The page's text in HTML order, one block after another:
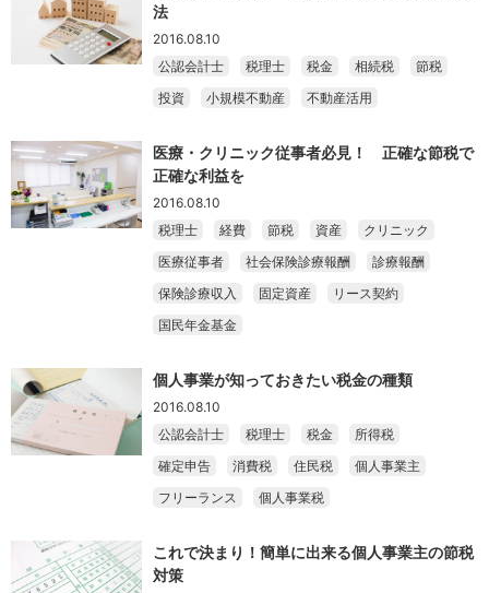
法
2016.08.10
公認会計士
税理士 税金 相続税
節税
投資
小規模不動産 不動産活用
医療・クリニック従事者必見！ 正確な節税で
正確な利益を
2016.08.10
税理士
経費 節税 資産
クリニック
医療従事者
社会保険診療報酬
診療報酬
保険診療収入
固定資産
リース契約
国民年金基金
個人事業が知っておきたい税金の種類
2016.08.10
公認会計士
税理士 税金
所得税
確定申告
消費税 住民税
個人事業主
フリーランス
個人事業税
これで決まり！簡単に出来る個人事業主の節税
対策